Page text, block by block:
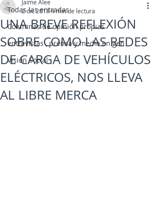
Todas las entradas
Columnas de opinión propias
entrevistas , prensa y media en gen
Visión Social
UNA BREVE REFLEXIÓN
SOBRE COMO LAS REDES
DE CARGA DE VEHÍCULOS
ELÉCTRICOS, NOS LLEVA
AL LIBRE MERCA
Jaime Alee
2 dic 20184 min de lectura